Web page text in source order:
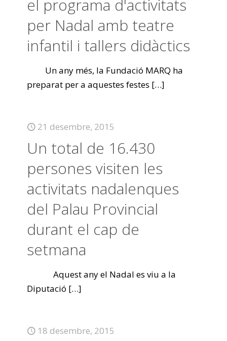
el programa d'activitats
per Nadal amb teatre
infantil i tallers didàctics
Un any més, la Fundació MARQ ha
preparat per a aquestes festes […]
21 desembre, 2015
Un total de 16.430
persones visiten les
activitats nadalenques
del Palau Provincial
durant el cap de
setmana
Aquest any el Nadal es viu a la
Diputació […]
18 desembre, 2015